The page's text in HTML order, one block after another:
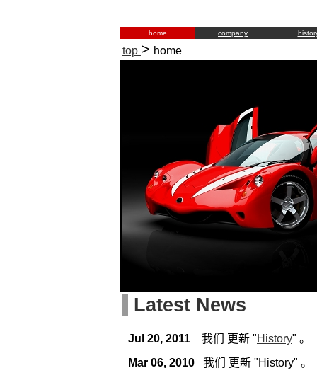
home company
top > home
Latest News
Jul 20, 2011 我们 更新 "History" 。
Mar 06, 2010
我们 更新 "History" 。